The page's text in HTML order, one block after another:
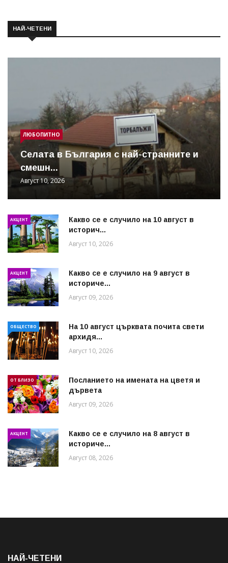
НАЙ-ЧЕТЕНИ
ЛЮБОПИТНО
Cелата в България с най-странните и
смешн...
Август 10, 2026
АКЦЕНТ
Какво се е случило на 10 август в
историч...
Август 10, 2026
АКЦЕНТ
Какво се е случило на 9 август в
историче...
Август 09, 2026
ОБЩЕСТВО
На 10 август църквата почита свети
архидя...
Август 10, 2026
ОТ БЛИЗО
Посланието на имената на цветя и
дървета
Август 09, 2026
АКЦЕНТ
Какво се е случило на 8 август в
историче...
Август 08, 2026
НАЙ-ЧЕТЕНИ